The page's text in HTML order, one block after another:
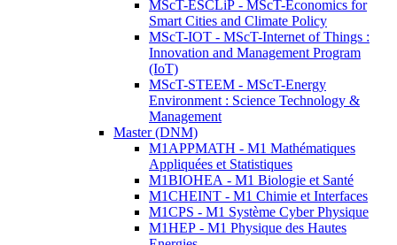
MScT-ESCLiP - MScT-Economics for
Smart Cities and Climate Policy
MScT-IOT - MScT-Internet of Things :
Innovation and Management Program
(IoT)
MScT-STEEM - MScT-Energy
Environment : Science Technology &
Management
Master (DNM)
M1APPMATH - M1 Mathématiques
Appliquées et Statistiques
M1BIOHEA - M1 Biologie et Santé
M1CHEINT - M1 Chimie et Interfaces
M1CPS - M1 Système Cyber Physique
M1HEP - M1 Physique des Hautes